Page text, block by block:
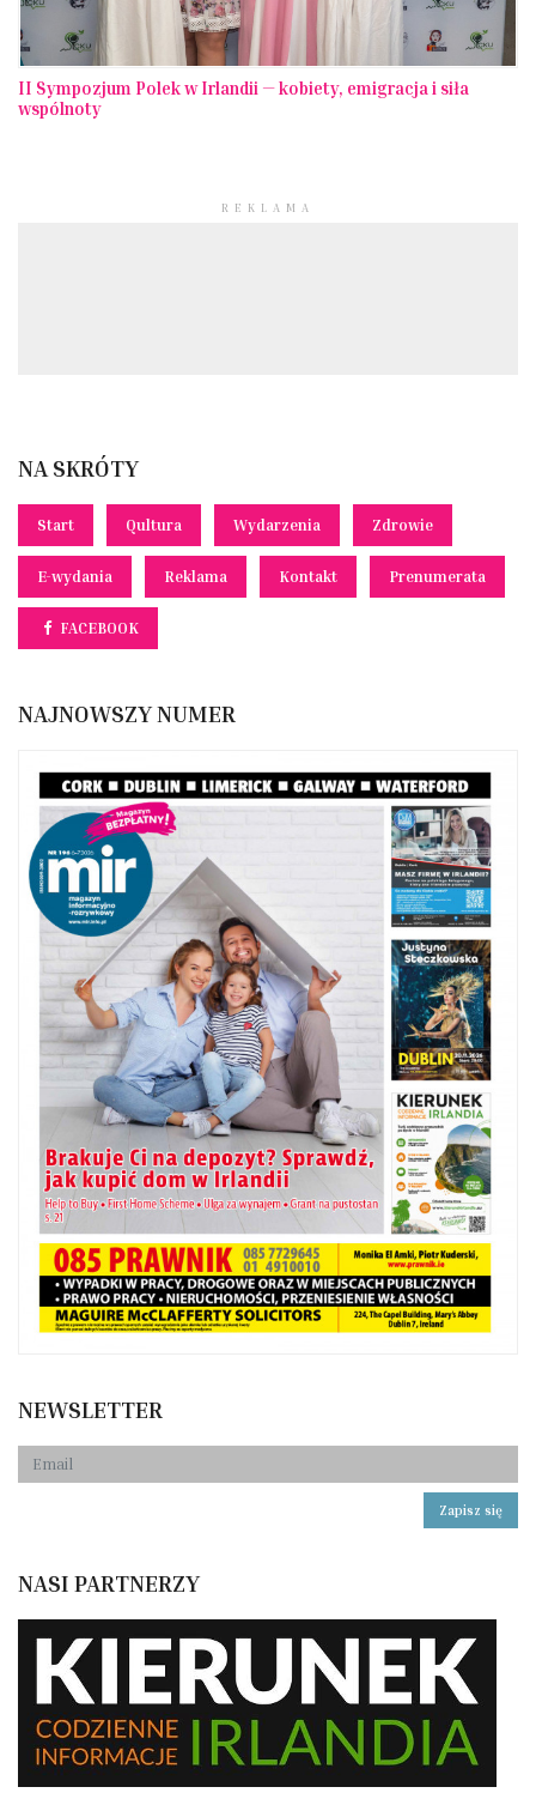
II Sympozjum Polek w Irlandii — kobiety, emigracja i siła
wspólnoty
REKLAMA
NA SKRÓTY
Start Qultura Wydarzenia Zdrowie
E-wydania Reklama Kontakt Prenumerata
FACEBOOK
NAJNOWSZY NUMER
NEWSLETTER
Zapisz się
NASI PARTNERZY